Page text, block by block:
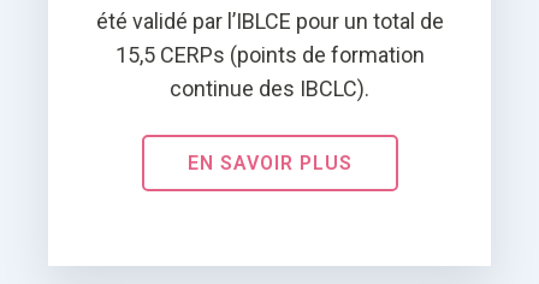
été validé par l’IBLCE pour un total de
15,5 CERPs (points de formation
continue des IBCLC).
EN SAVOIR PLUS